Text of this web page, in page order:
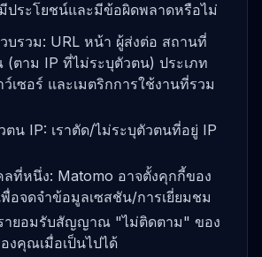
ประโยชน์และมีข้อผิดพลาดหรือไม่
บรวม: URL หน้า ผู้ส่งต่อ สถานที่
(ตาม IP ที่ไม่ระบุตัวตน) ประเภท
เซอร์ และเมตริกการใช้งานที่รวม
ตน IP: เราตัด/ไม่ระบุตัวตนที่อยู่ IP
ที่หนึ่ง: Matomo อาจตั้งคุกกี้ของ
อจดจำข้อมูลเซสชัน/การเยี่ยมชม
ายอมรับสัญญาณ "ไม่ติดตาม" ของ
งคุณเมื่อเป็นไปได้